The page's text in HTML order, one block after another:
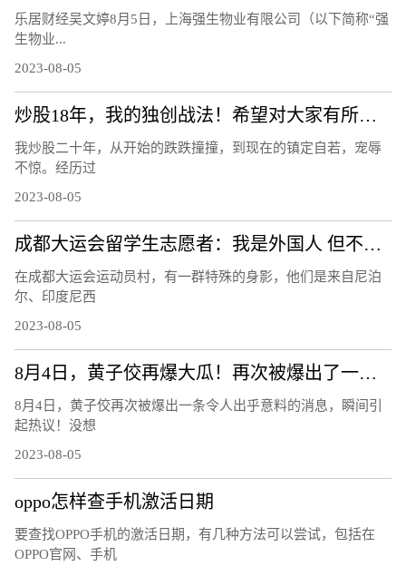
乐居财经吴文婷8月5日，上海强生物业有限公司（以下简称“强
生物业...
2023-08-05
炒股18年，我的独创战法！希望对大家有所帮助
我炒股二十年，从开始的跌跌撞撞，到现在的镇定自若，宠辱
不惊。经历过
2023-08-05
成都大运会留学生志愿者：我是外国人 但不是外人
在成都大运会运动员村，有一群特殊的身影，他们是来自尼泊
尔、印度尼西
2023-08-05
8月4日，黄子佼再爆大瓜！再次被爆出了一条令人出乎意料的消息！
8月4日，黄子佼再次被爆出一条令人出乎意料的消息，瞬间引
起热议！没想
2023-08-05
oppo怎样查手机激活日期
要查找OPPO手机的激活日期，有几种方法可以尝试，包括在
OPPO官网、手机